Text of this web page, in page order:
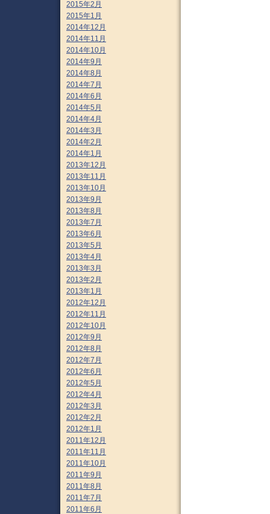
2015年2月
2015年1月
2014年12月
2014年11月
2014年10月
2014年9月
2014年8月
2014年7月
2014年6月
2014年5月
2014年4月
2014年3月
2014年2月
2014年1月
2013年12月
2013年11月
2013年10月
2013年9月
2013年8月
2013年7月
2013年6月
2013年5月
2013年4月
2013年3月
2013年2月
2013年1月
2012年12月
2012年11月
2012年10月
2012年9月
2012年8月
2012年7月
2012年6月
2012年5月
2012年4月
2012年3月
2012年2月
2012年1月
2011年12月
2011年11月
2011年10月
2011年9月
2011年8月
2011年7月
2011年6月